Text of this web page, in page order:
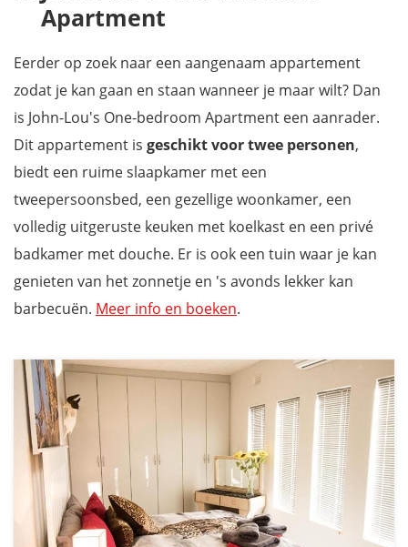
Apartment
Eerder op zoek naar een aangenaam appartement
zodat je kan gaan en staan wanneer je maar wilt? Dan
is John-Lou's One-bedroom Apartment een aanrader.
Dit appartement is geschikt voor twee personen,
biedt een ruime slaapkamer met een
tweepersoonsbed, een gezellige woonkamer, een
volledig uitgeruste keuken met koelkast en een privé
badkamer met douche. Er is ook een tuin waar je kan
genieten van het zonnetje en 's avonds lekker kan
barbecuën. Meer info en boeken.